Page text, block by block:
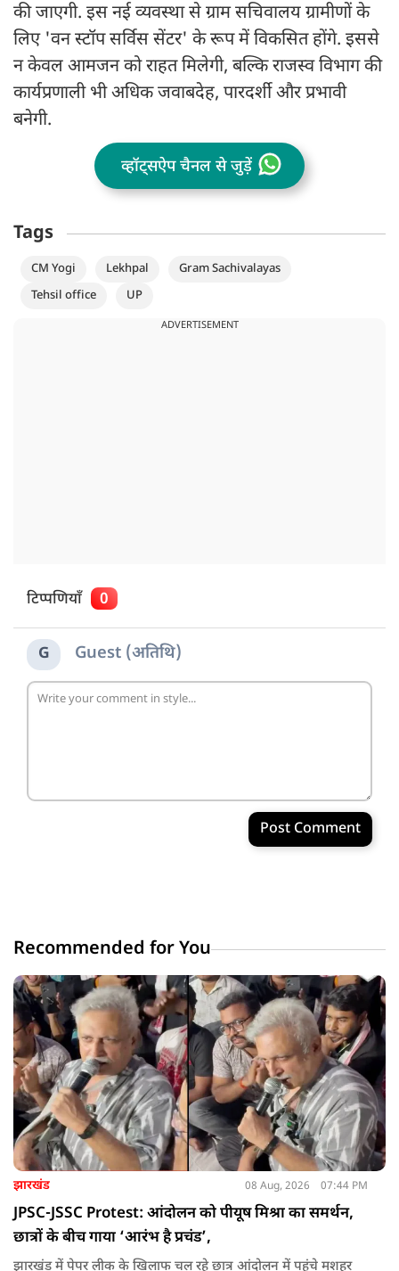
की जाएगी. इस नई व्यवस्था से ग्राम सचिवालय ग्रामीणों के
लिए 'वन स्टॉप सर्विस सेंटर' के रूप में विकसित होंगे. इससे
न केवल आमजन को राहत मिलेगी, बल्कि राजस्व विभाग की
कार्यप्रणाली भी अधिक जवाबदेह, पारदर्शी और प्रभावी
बनेगी.
व्हॉट्सऐप चैनल से जुड़ें
Tags
CM Yogi Lekhpal
Gram Sachivalayas
Tehsil office
UP
ADVERTISEMENT
टिप्पणियाँ 0
G Guest (अतिथि)
Post Comment
Recommended for You
झारखंड 08 Aug, 2026 07:44 PM
JPSC-JSSC Protest: आंदोलन को पीयूष मिश्रा का समर्थन,
छात्रों के बीच गाया ‘आरंभ है प्रचंड’,
झारखंड में पेपर लीक के खिलाफ चल रहे छात्र आंदोलन में पहुंचे मशहूर